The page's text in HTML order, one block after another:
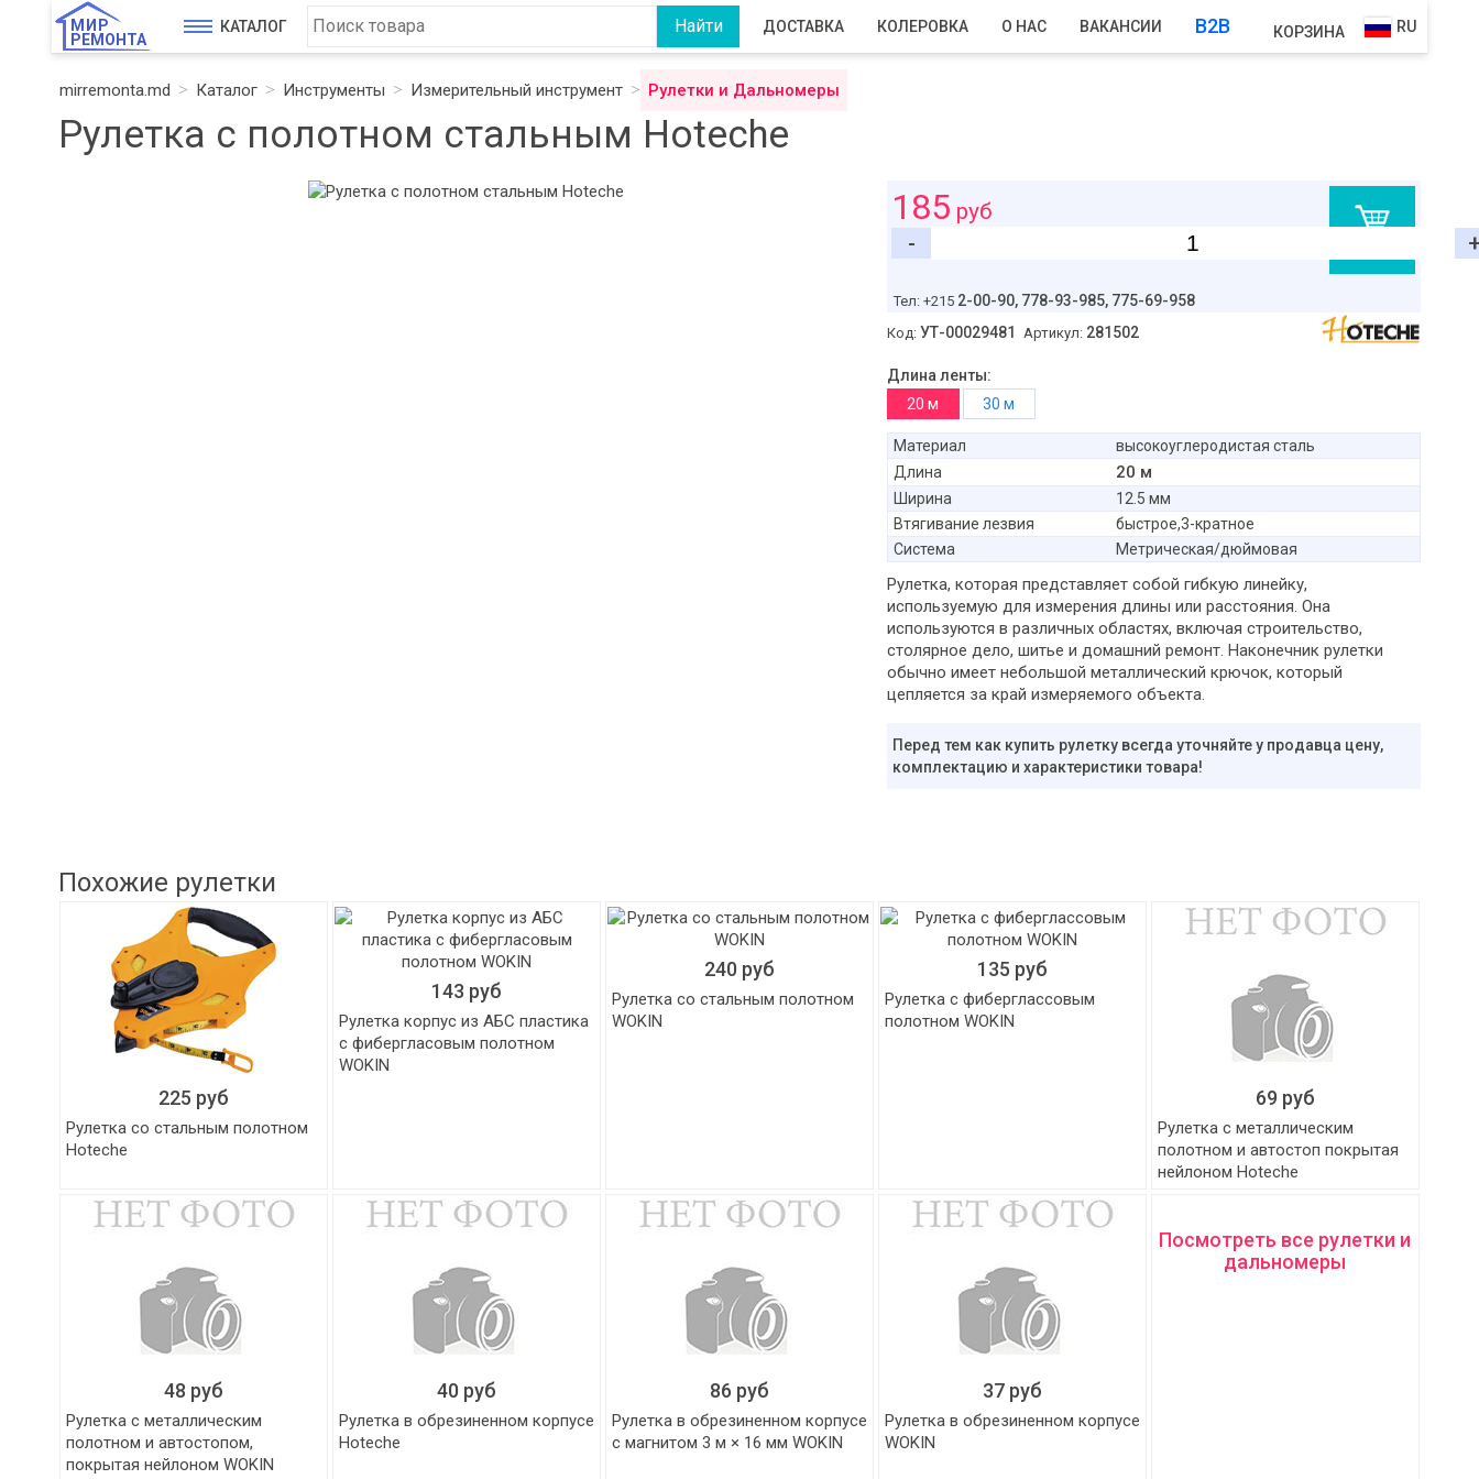
МИР
РЕМОНТА
КАТАЛОГ ДОСТАВКА КОЛЕРОВКА О НАС ВАКАНСИИ B2B КОРЗИНА RU
mirremonta.md Каталог Инструменты Измерительный инструмент Рулетки и Дальномеры
Рулетка с полотном стальным Hoteche
185 руб
-
Тел: +215 2-00-90, 778-93-985, 775-69-958
Код: УТ-00029481 Артикул: 281502
Длина ленты:
20 м
30 м
Материал
высокоуглеродистая сталь
Длина
20 м
Ширина
12.5 мм
Втягивание лезвия
быстрое,3-кратное
Система
Метрическая/дюймовая
Рулетка, которая представляет собой гибкую линейку,
используемую для измерения длины или расстояния. Она
используются в различных областях, включая строительство,
столярное дело, шитье и домашний ремонт. Наконечник рулетки
обычно имеет небольшой металлический крючок, который
цепляется за край измеряемого объекта.
Перед тем как купить рулетку всегда уточняйте у продавца цену,
комплектацию и характеристики товара!
Похожие рулетки
225 руб
Рулетка со стальным полотном
Hoteche
143 руб
Рулетка корпус из АБС пластика
с фибергласовым полотном
WOKIN
240 руб
Рулетка со стальным полотном
WOKIN
135 руб
Рулетка с фиберглассовым
полотном WOKIN
69 руб
Рулетка с металлическим
полотном и автостоп покрытая
нейлоном Hoteche
48 руб
Рулетка с металлическим
полотном и автостопом,
покрытая нейлоном WOKIN
40 руб
Рулетка в обрезиненном корпусе
Hoteche
86 руб
Рулетка в обрезиненном корпусе
с магнитом 3 м × 16 мм WOKIN
37 руб
Рулетка в обрезиненном корпусе
WOKIN
Посмотреть все рулетки и
дальномеры